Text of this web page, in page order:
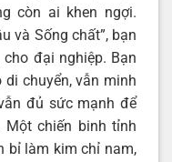
còn ai khen ngợi.
và Sống chất”, bạn
đại nghiệp. Bạn
chuyển, vẫn minh
đủ sức mạnh để
Một chiến binh tỉnh
bỉ làm kim chỉ nam,